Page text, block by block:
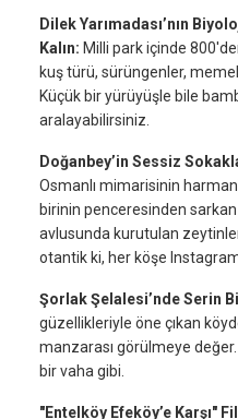
Dilek Yarımadası’nın
Kalın: Milli park içinde
kuş türü, sürüngenler,
Küçük bir yürüyüşle bile
aralayabilirsiniz.
Doğanbey’in Sessiz
Osmanlı mimarisinin
birinin penceresinden
avlusunda kurutulan
otantik ki, her köşe
Şorlak Şelalesi’nde Serin
güzellikleriyle öne çıkan
manzarası görülmeye
bir vaha gibi.
"Entelköy Efeköy’e Karşı"